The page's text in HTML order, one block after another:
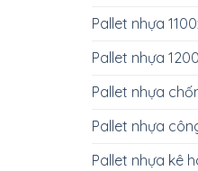
Pallet nhựa
Pallet nhựa
Pallet nhựa
Pallet nhựa
Pallet nhựa kê